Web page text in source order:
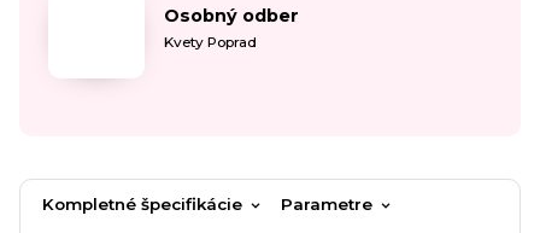
Osobný odber
Kvety Poprad
Kompletné špecifikácie Parametre